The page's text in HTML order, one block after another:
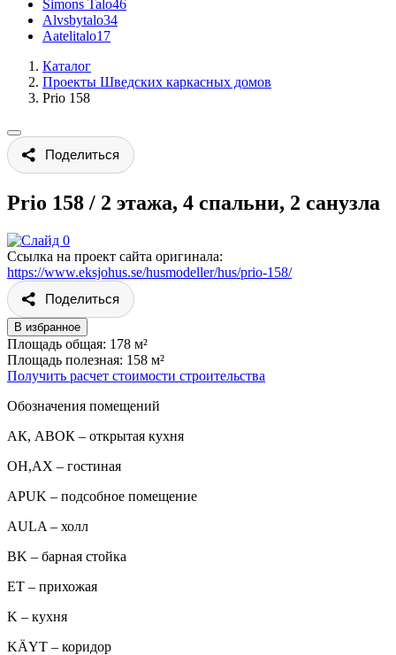
Simons Talo46
Alvsbytalo34
Aatelitalo17
Каталог
Проекты Шведских каркасных домов
Prio 158
Поделиться
Prio 158 / 2 этажа, 4 спальни, 2 санузла
Ссылка на проект сайта оригинала:
https://www.eksjohus.se/husmodeller/hus/prio-158/
Поделиться
В избранное
Площадь общая: 178 м²
Площадь полезная: 158 м²
Получить расчет стоимости строительства
Обозначения помещений
АК, АВОК – открытая кухня
ОН,AX – гостиная
APUK – подсобное помещение
AULA – холл
BK – барная стойка
ET – прихожая
K – кухня
KÄYT – коридор